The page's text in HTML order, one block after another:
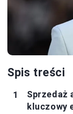
Spis treści
Sprzedaż
kluczowy